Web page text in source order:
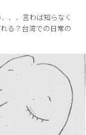
．．言わば知らなく
る？台湾での日常の